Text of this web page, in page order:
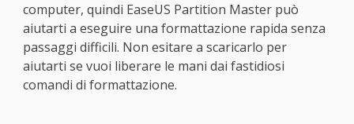
computer, quindi EaseUS Partition Master può
aiutarti a eseguire una formattazione rapida senza
passaggi difficili. Non esitare a scaricarlo per
aiutarti se vuoi liberare le mani dai fastidiosi
comandi di formattazione.